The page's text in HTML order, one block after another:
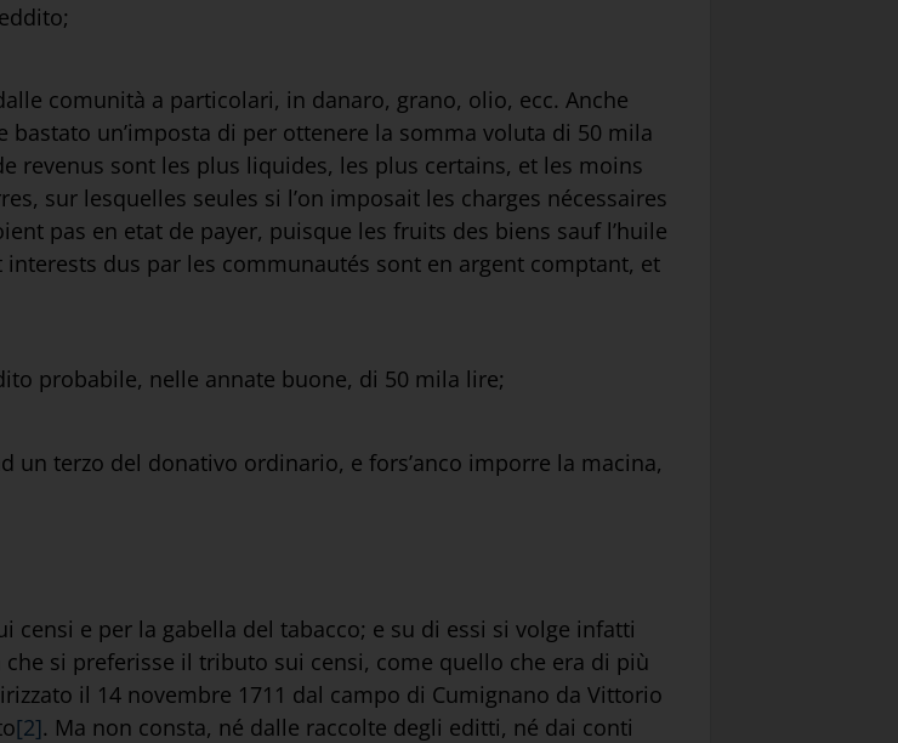
comunità a particolari, in danaro, grano, olio, ecc. Anche
un’imposta di per ottenere la somma voluta di 50 mila
revenus sont les plus liquides, les plus certains, et les moins
sur lesquelles seules si l’on imposait les charges nécessaires
pas en etat de payer, puisque les fruits des biens sauf l’huile
dus par les communautés sont en argent comptant, et
probabile, nelle annate buone, di 50 mila lire;
terzo del donativo ordinario, e fors’anco imporre la macina,
e per la gabella del tabacco; e su di essi si volge infatti
si preferisse il tributo sui censi, come quello che era di più
il 14 novembre 1711 dal campo di Cumignano da Vittorio
[2]. Ma non consta, né dalle raccolte degli editti, né dai conti